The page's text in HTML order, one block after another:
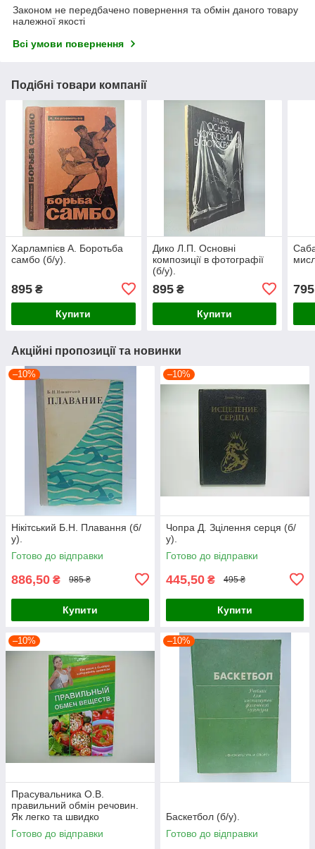
Законом не передбачено повернення та обмін даного товару
належної якості
Всі умови повернення
Подібні товари компанії
Харлампієв А. Боротьба
самбо (б/у).
895 ₴
Купити
Дико Л.П. Основні
композиції в фотографії
(б/у).
895₴
Купити
795
Акційні пропозиції та новинки
–10%
Нікітський Б.Н. Плавання (б/
у).
Готово до відправки
886,50 ₴ 985 ₴
Купити
–10%
Чопра Д. Зцілення серця (б/
у).
Готово до відправки
445,50 ₴ 495 ₴
Купити
–10%
Прасувальника О.В.
правильний обмін речовин.
Як легко та швидко
оздоровити організм (б/у).
Готово до відправки
–10%
Баскетбол (б/у).
Готово до відправки